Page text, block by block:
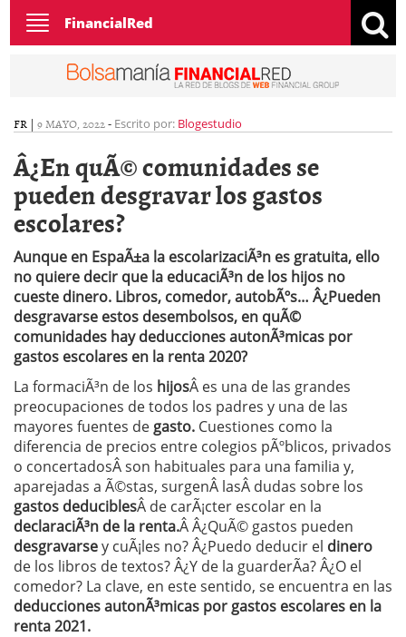
Toggle
navigation
FinancialRed
FR | 9 MAYO, 2022- Escrito por: Blogestudio
Â¿En quÃ© comunidades se
pueden desgravar los gastos
escolares?
Aunque en EspaÃ±a la escolarizaciÃ³n es gratuita, ello
no quiere decir que la educaciÃ³n de los hijos no
cueste dinero. Libros, comedor, autobÃºs… Â¿Pueden
desgravarse estos desembolsos, en quÃ©
comunidades hay deducciones autonÃ³micas por
gastos escolares en la renta 2020?
La formaciÃ³n de los hijosÂ es una de las grandes
preocupaciones de todos los padres y una de las
mayores fuentes de gasto. Cuestiones como la
diferencia de precios entre colegios pÃºblicos, privados
o concertadosÂ son habituales para una familia y,
aparejadas a Ã©stas, surgenÂ lasÂ dudas sobre los
gastos deduciblesÂ de carÃ¡cter escolar en la
declaraciÃ³n de la renta.Â Â¿QuÃ© gastos pueden
desgravarsey cuÃ¡les no? Â¿Puedo deducir el dinero
de los libros de textos? Â¿Y de la guarderÃ­a? Â¿O el
comedor? La clave, en este sentido, se encuentra en las
deducciones autonÃ³micas por gastos escolares en la
renta 2021.